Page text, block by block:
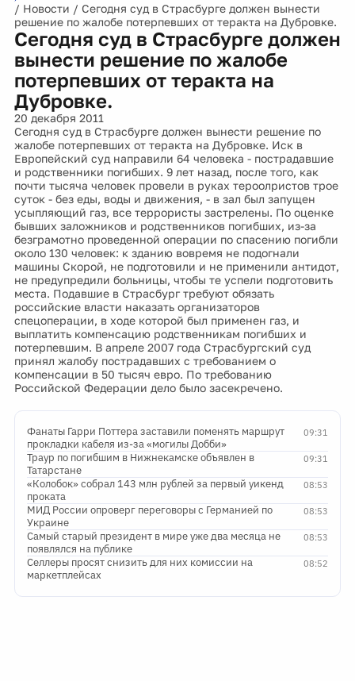
/ Новости / Сегодня суд в Страсбурге должен вынести
решение по жалобе потерпевших от теракта на Дубровке.
Сегодня суд в Страсбурге должен
вынести решение по жалобе
потерпевших от теракта на
Дубровке.
20 декабря 2011
Сегодня суд в Страсбурге должен вынести решение по
жалобе потерпевших от теракта на Дубровке. Иск в
Европейский суд направили 64 человека - пострадавшие
и родственники погибших. 9 лет назад, после того, как
почти тысяча человек провели в руках тероолристов трое
суток - без еды, воды и движения, - в зал был запущен
усыпляющий газ, все террористы застрелены. По оценке
бывших заложников и родственников погибших, из-за
безграмотно проведенной операции по спасению погибли
около 130 человек: к зданию вовремя не подогнали
машины Скорой, не подготовили и не применили антидот,
не предупредили больницы, чтобы те успели подготовить
места. Подавшие в Страсбург требуют обязать
российские власти наказать организаторов
спецоперации, в ходе которой был применен газ, и
выплатить компенсацию родственникам погибших и
потерпевшим. В апреле 2007 года Страсбургский суд
принял жалобу пострадавших с требованием о
компенсации в 50 тысяч евро. По требованию
Российской Федерации дело было засекречено.
09:31
Фанаты Гарри Поттера заставили поменять маршрут
прокладки кабеля из-за «могилы Добби»
09:31
Траур по погибшим в Нижнекамске объявлен в
Татарстане
08:53
«Колобок» собрал 143 млн рублей за первый уикенд
проката
08:53
МИД России опроверг переговоры с Германией по
Украине
08:53
Самый старый президент в мире уже два месяца не
появлялся на публике
08:52
Селлеры просят снизить для них комиссии на
маркетплейсах